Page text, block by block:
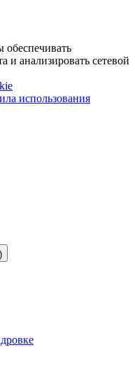
и анализировать сетевой
использования